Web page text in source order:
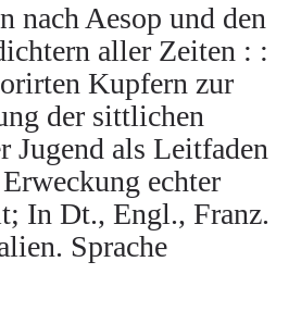
nach Aesop und den
aller Zeiten : :
Kupfern zur
der sittlichen
Jugend als Leitfaden
echter
In Dt., Engl., Franz.
Sprache